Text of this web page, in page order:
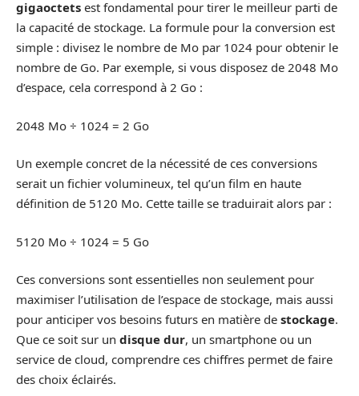
gigaoctets est fondamental pour tirer le meilleur parti de
la capacité de stockage. La formule pour la conversion est
simple : divisez le nombre de Mo par 1024 pour obtenir le
nombre de Go. Par exemple, si vous disposez de 2048 Mo
d’espace, cela correspond à 2 Go :
2048 Mo ÷ 1024 = 2 Go
Un exemple concret de la nécessité de ces conversions
serait un fichier volumineux, tel qu’un film en haute
définition de 5120 Mo. Cette taille se traduirait alors par :
5120 Mo ÷ 1024 = 5 Go
Ces conversions sont essentielles non seulement pour
maximiser l’utilisation de l’espace de stockage, mais aussi
pour anticiper vos besoins futurs en matière de stockage.
Que ce soit sur un disque dur, un smartphone ou un
service de cloud, comprendre ces chiffres permet de faire
des choix éclairés.